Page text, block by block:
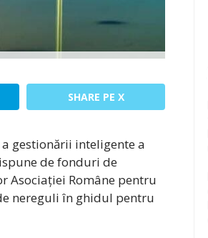
SHARE PE X
gestionării inteligente a
de fonduri de
Asociației Române pentru
nereguli în ghidul pentru